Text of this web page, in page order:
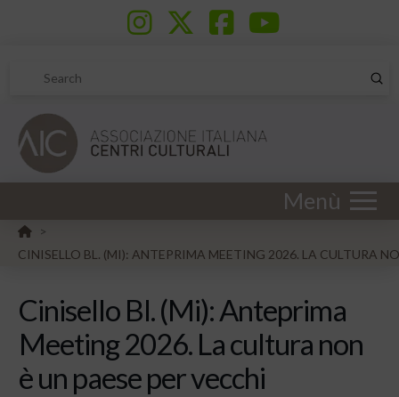
Search
Menù
HOME
>
CINISELLO BL. (MI): ANTEPRIMA MEETING 2026. LA CULTURA
Cinisello Bl. (Mi): Anteprima
Meeting 2026. La cultura non
è un paese per vecchi